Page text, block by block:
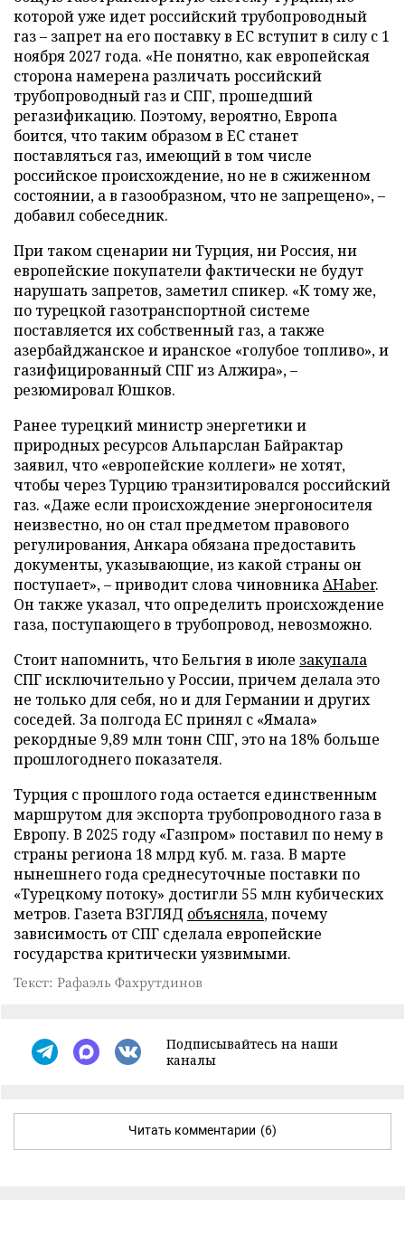
которой уже идет российский трубопроводный
газ – запрет на его поставку в ЕС вступит в силу с 1
ноября 2027 года. «Не понятно, как европейская
сторона намерена различать российский
трубопроводный газ и СПГ, прошедший
регазификацию. Поэтому, вероятно, Европа
боится, что таким образом в ЕС станет
поставляться газ, имеющий в том числе
российское происхождение, но не в сжиженном
состоянии, а в газообразном, что не запрещено», –
добавил собеседник.
При таком сценарии ни Турция, ни Россия, ни
европейские покупатели фактически не будут
нарушать запретов, заметил спикер. «К тому же,
по турецкой газотранспортной системе
поставляется их собственный газ, а также
азербайджанское и иранское «голубое топливо», и
газифицированный СПГ из Алжира», –
резюмировал Юшков.
Ранее турецкий министр энергетики и
природных ресурсов Альпарслан Байрактар
заявил, что «европейские коллеги» не хотят,
чтобы через Турцию транзитировался российский
газ. «Даже если происхождение энергоносителя
неизвестно, но он стал предметом правового
регулирования, Анкара обязана предоставить
документы, указывающие, из какой страны он
поступает», – приводит слова чиновникаAHaber.
Он также указал, что определить происхождение
газа, поступающего в трубопровод, невозможно.
Стоит напомнить, что Бельгия в июле закупала
СПГ исключительно у России, причем делала это
не только для себя, но и для Германии и других
соседей. За полгода ЕС принял с «Ямала»
рекордные 9,89 млн тонн СПГ, это на 18% больше
прошлогоднего показателя.
Турция с прошлого года остается единственным
маршрутом для экспорта трубопроводного газа в
Европу. В 2025 году «Газпром» поставил по нему в
страны региона 18 млрд куб. м. газа. В марте
нынешнего года среднесуточные поставки по
«Турецкому потоку» достигли 55 млн кубических
метров. Газета ВЗГЛЯД объясняла, почему
зависимость от СПГ сделала европейские
государства критически уязвимыми.
Текст: Рафаэль Фахрутдинов
Подписывайтесь на наши
каналы
Читать комментарии (6)